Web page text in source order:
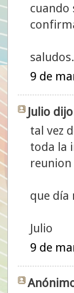
cuando
saludos.
9 de
Julio
tal vez
toda la
reunion
que día
Julio
9 de